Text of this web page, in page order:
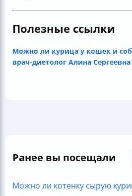
Полезные ссылки
Можно ли курица у кошек и
врач-диетолог Алина Сергеевна
Ранее вы посещали
Можно ли котенку сырую